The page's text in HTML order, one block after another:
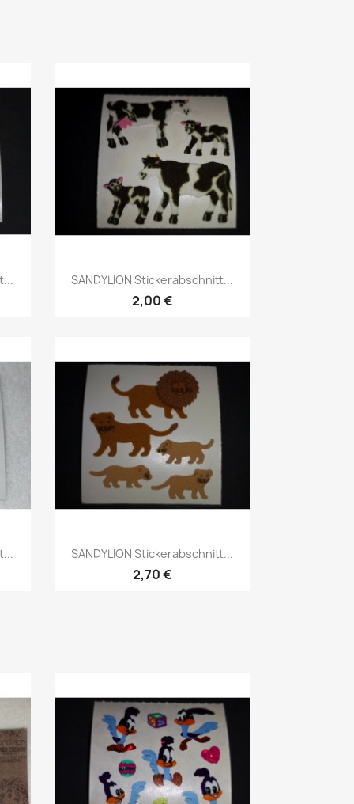
SANDYLION Stickerabschnitt...
2,00 €
SANDYLION Stickerabschnitt...
2,70 €